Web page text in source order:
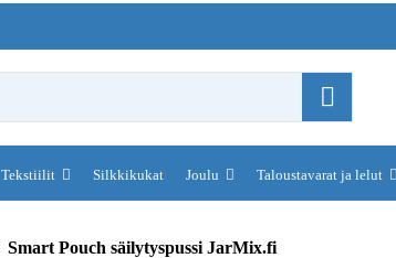
Tekstiilit Silkkikukat Joulu Taloustavarat ja lelut
Smart Pouch säilytyspussi JarMix.fi